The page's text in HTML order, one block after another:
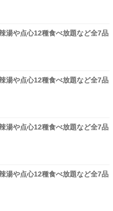
湯や点心12種食べ放題など全7品
湯や点心12種食べ放題など全7品
湯や点心12種食べ放題など全7品
湯や点心12種食べ放題など全7品